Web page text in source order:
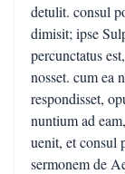
detulit. consul
dimisit; ipse
percunctatus
nosset. cum ea
respondisset,
nuntium ad
uenit, et consul
sermonem de